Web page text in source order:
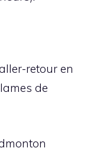
retour en
de